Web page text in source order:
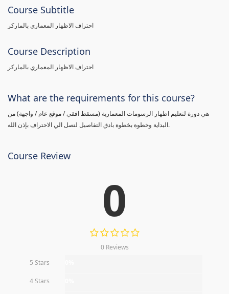
Course Subtitle
احتراف الاظهار المعماري بالماركر
Course Description
احتراف الاظهار المعماري بالماركر
What are the requirements for this course?
هي دورة لتعليم اظهار الرسومات المعمارية (مسقط افقي / موقع عام / واجهة) من
البداية وخطوة بخطوة بادق التفاصيل لتصل الي الاحتراف بإذن الله.
Course Review
0
0 Reviews
5 Stars
4 Stars